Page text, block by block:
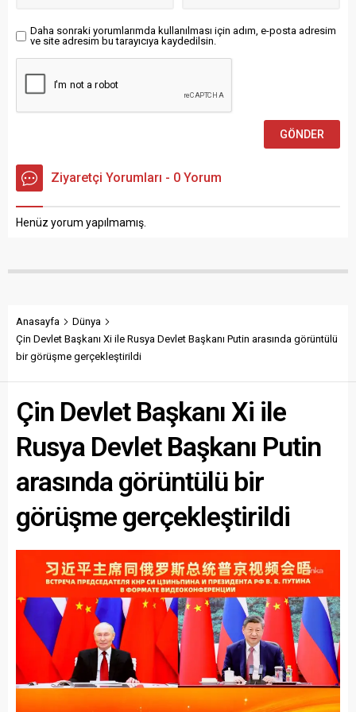
Dolmabahçe Çalışma
Ofisi’nde kabul etti” denildi.
imzasıyla yapılan
açıklamada, CHP’li Üsküdar...
Daha sonraki yorumlarımda kullanılması için adım, e-posta adresim
ve site adresim bu tarayıcıya kaydedilsin.
Ziyaretçi Yorumları - 0 Yorum
Henüz yorum yapılmamış.
Anasayfa
Dünya
Çin Devlet Başkanı Xi ile Rusya Devlet Başkanı Putin arasında görüntülü
bir görüşme gerçekleştirildi
Çin Devlet Başkanı Xi ile
Rusya Devlet Başkanı Putin
arasında görüntülü bir
görüşme gerçekleştirildi